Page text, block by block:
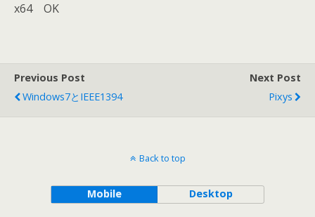
x64 OK
Previous Post
Windows7とIEEE1394
Next Post
Pixys
Back to top
Mobile Desktop